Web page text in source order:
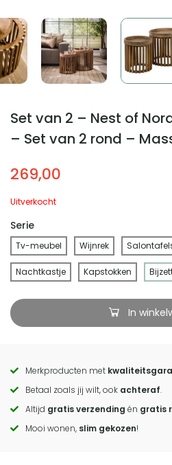
Set van 2 – Nest of
– Set van 2 rond –
269,00
Uitverkocht
Serie
Tv-meubel Wijnrek
Nachtkastje Kapstokken
In
Call
to
actions
Merkproducten met
Betaal zoals jij wilt, ook achteraf.
Altijd gratis verzending én gratis
Mooi wonen, slim gekozen!